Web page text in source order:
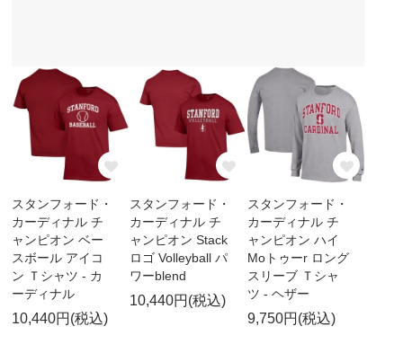
スタンフォード・
カーディナル チ
ャンピオン ベー
スボール アイコ
ン Ｔシャツ - カ
ーディナル
10,440円(税込)
スタンフォード・
カーディナル チ
ャンピオン Stack
ロゴ Volleyball パ
ワーblend
10,440円(税込)
スタンフォード・
カーディナル チ
ャンピオン ハイ
Moトゥーr ロング
スリーブ Ｔシャ
ツ - ヘザー
9,750円(税込)